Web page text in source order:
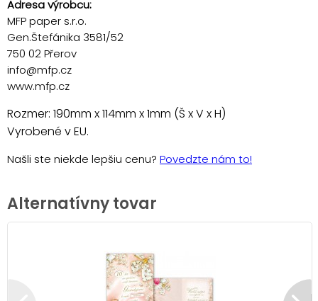
Adresa výrobcu:
MFP paper s.r.o.
Gen.Štefánika 3581/52
750 02 Přerov
info@mfp.cz
www.mfp.cz
Rozmer: 190mm x 114mm x 1mm (Š x V x H)
Vyrobené v EU.
Našli ste niekde lepšiu cenu? Povedzte nám to!
Alternatívny tovar